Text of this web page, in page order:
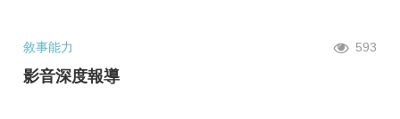
敘事能力 593
影音深度報導